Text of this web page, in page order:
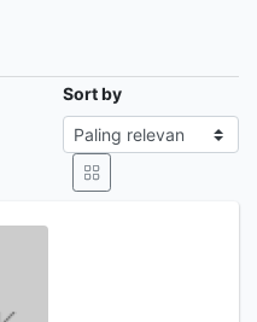
Sort by